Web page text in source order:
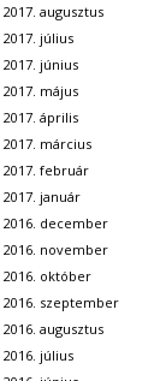
2017. augusztus
2017. július
2017. június
2017. május
2017. április
2017. március
2017. február
2017. január
2016. december
2016. november
2016. október
2016. szeptember
2016. augusztus
2016. július